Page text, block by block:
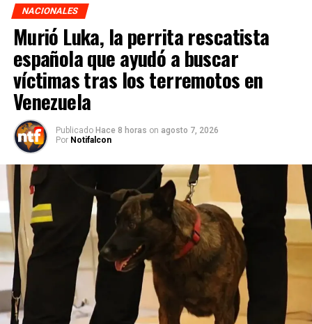
NACIONALES
Murió Luka, la perrita rescatista
española que ayudó a buscar
víctimas tras los terremotos en
Venezuela
Publicado Hace 8 horas on agosto 7, 2026
Por Notifalcon